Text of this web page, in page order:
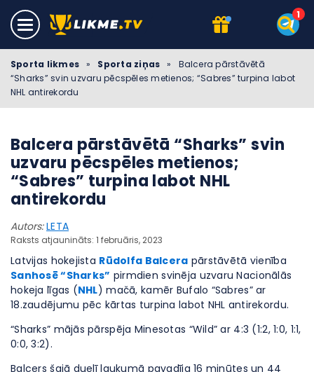
Sporta likmes » Sporta ziņas »
Balcera pārstāvētā
“Sharks” svin uzvaru pēcspēles metienos; “Sabres” turpina labot
NHL antirekordu
Balcera pārstāvētā “Sharks” svin
uzvaru pēcspēles metienos;
“Sabres” turpina labot NHL
antirekordu
Autors:LETA
Raksts atjaunināts: 1 februāris, 2023
Latvijas hokejista Rūdolfa Balcera pārstāvētā vienība
Sanhosē “Sharks” pirmdien svinēja uzvaru Nacionālās
hokeja līgas (NHL) mačā, kamēr Bufalo “Sabres” ar
18.zaudējumu pēc kārtas turpina labot NHL antirekordu.
“Sharks” mājās pārspēja Minesotas “Wild” ar 4:3 (1:2, 1:0, 1:1,
0:0, 3:2).
Balcers šajā duelī laukumā pavadīja 16 minūtes un 44